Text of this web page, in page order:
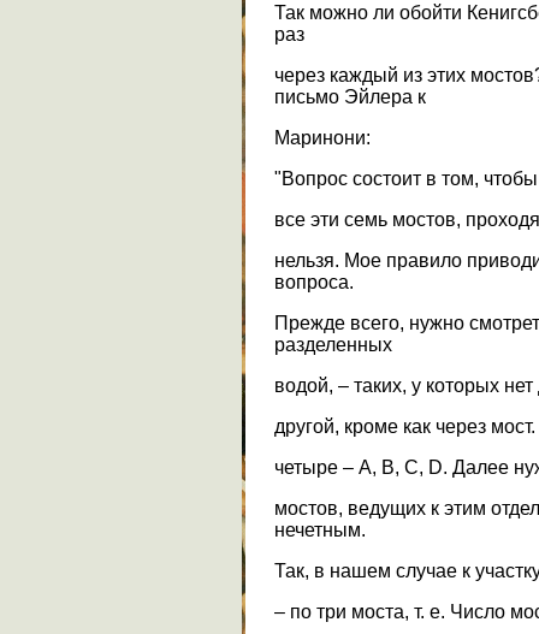
Так можно ли обойти
раз
через каждый из этих
письмо Эйлера к
Маринони:
"Вопрос состоит в том,
все эти семь мостов,
нельзя. Мое правило
вопроса.
Прежде всего, нужно
разделенных
водой, – таких, у которых
другой, кроме как через
четыре – A, B, C, D. Далее
мостов, ведущих к этим
нечетным.
Так, в нашем случае к
– по три моста, т. е. Число